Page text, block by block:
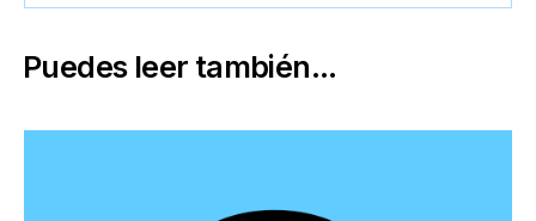
Puedes leer también...